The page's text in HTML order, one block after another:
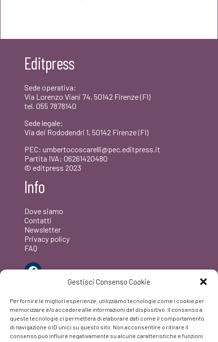
Gestisci Consenso Cookie
Per fornire le migliori esperienze, utilizziamo tecnologie come i cookie per
memorizzare e/o accedere alle informazioni del dispositivo. Il consenso a
queste tecnologie ci permetterà di elaborare dati come il comportamento
di navigazione o ID unici su questo sito. Non acconsentire o ritirare il
consenso può influire negativamente su alcune caratteristiche e funzioni.
€22,00.
Editpress
Sede operativa:
Via Lorenzo Viani 74, 50142 Firenze (FI)
tel. 055 7878140
Sede legale:
Via dei Rododendri 1, 50142 Firenze (FI)
PEC: umbertocoscarelli@pec.editpress.it
Partita IVA: 06261420480
© editpress 2023
Info
Dove siamo
Contatti
Newsletter
Privacy policy
FAQ